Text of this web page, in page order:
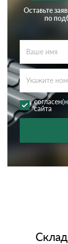
Оставьте
по
сайта